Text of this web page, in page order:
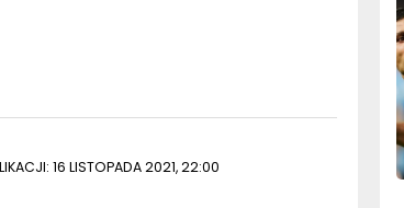
16 LISTOPADA 2021, 22:00